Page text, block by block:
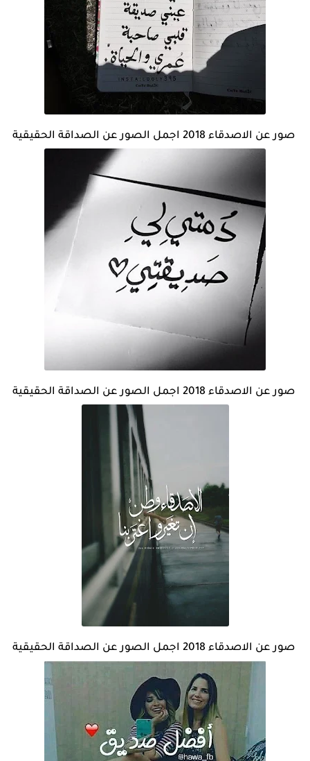
صور عن الاصدقاء 2018 اجمل الصور عن الصداقة الحقيقية
صور عن الاصدقاء 2018 اجمل الصور عن الصداقة الحقيقية
صور عن الاصدقاء 2018 اجمل الصور عن الصداقة الحقيقية